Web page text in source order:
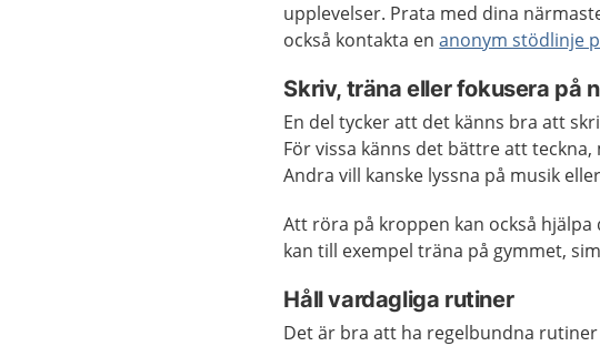
upplevelser. Prata med dina
också kontakta enanonym stödlinje
Skriv, träna eller fokusera på
En del tycker att det känns bra att
För vissa känns det bättre att
Andra vill kanske lyssna på musik
Att röra på kroppen kan också
kan till exempel träna på gymmet,
Håll vardagliga rutiner
Det är bra att ha regelbundna